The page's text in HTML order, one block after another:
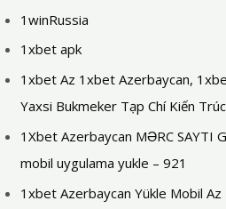
1winRussia
1xbet apk
1xbet Az 1xbet Azerbaycan,
Yaxsi Bukmeker Tạp Chí Kiến
1Xbet Azerbaycan MƏRC SAYTI
mobil uygulama yukle – 921
1xbet Azerbaycan Yükle Mobil